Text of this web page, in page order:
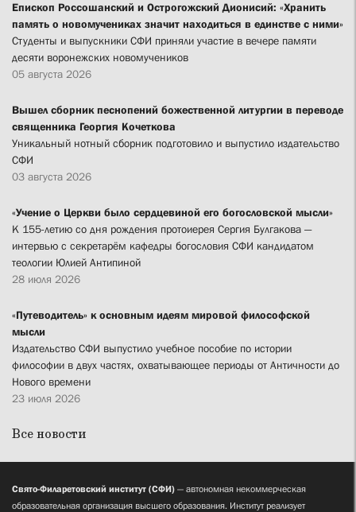
Епископ Россошанский и Острогожский Дионисий: «Хранить
память о новомучениках значит находиться в единстве с ними»
Студенты и выпускники СФИ приняли участие в вечере памяти
десяти воронежских новомучеников
05 августа 2026
Вышел сборник песнопений божественной литургии в переводе
священника Георгия Кочеткова
Уникальный нотный сборник подготовило и выпустило издательство
СФИ
03 августа 2026
«Учение о Церкви было сердцевиной его богословской мысли»
К 155-летию со дня рождения протоиерея Сергия Булгакова —
интервью с секретарём кафедры богословия СФИ кандидатом
теологии Юлией Антипиной
28 июля 2026
«Путеводитель» к основным идеям мировой философской
мысли
Издательство СФИ выпустило учебное пособие по истории
философии в двух частях, охватывающее периоды от Античности до
Нового времени
23 июля 2026
Все новости
Свято-Филаретовский институт (СФИ) — автономная некоммерческая
образовательная организация высшего образования. Институт реализует